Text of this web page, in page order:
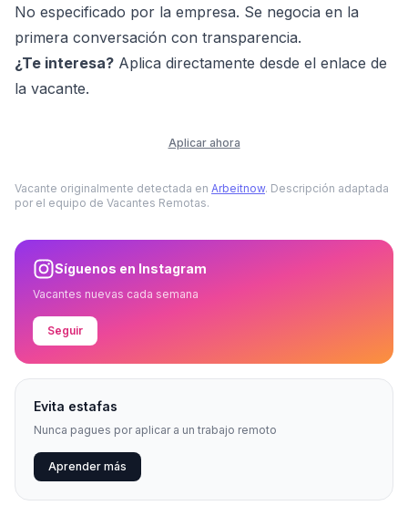
No especificado por la empresa. Se negocia en la
primera conversación con transparencia.
¿Te interesa? Aplica directamente desde el enlace de
la vacante.
Aplicar ahora
Vacante originalmente detectada en Arbeitnow. Descripción adaptada
por el equipo de Vacantes Remotas.
Síguenos en Instagram
Vacantes nuevas cada semana
Seguir
Evita estafas
Nunca pagues por aplicar a un trabajo remoto
Aprender más